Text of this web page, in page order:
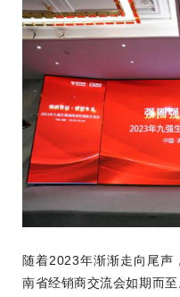
随着2023年渐渐走向尾声
南省经销商交流会如期而